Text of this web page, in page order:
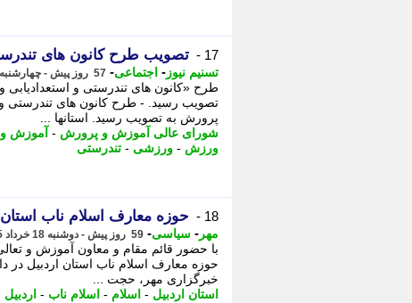
17 - تصویب طرح کانون های
تسنیم نیوز - اجتماعی- 57 روز پیش - چهارشنبه 20 خرداد 1405، 13:35
طرح «کانون های تندرستی و
تصویب رسید. - طرح کانون های تندرستی
پرورش به تصویب رسید. استانها ...
شورای عالی آموزش و پرورش - آموزش
ورزش - ورزشی - تندرستی
18 - حوزه معارف اسلام ناب استان
مهر - سیاسی- 59 روز پیش - دوشنبه 18 خرداد 1405، 17:15
با حضور قائم مقام و معاون آموزش و
حوزه معارف اسلام ناب استان اردبیل در
خبرگزاری مهر، حجت ...
استان اردبیل - اسلام - اسلام ناب - اردبیل